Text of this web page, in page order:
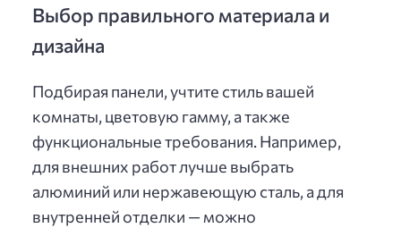
Выбор правильного материала и
дизайна
Подбирая панели, учтите стиль вашей
комнаты, цветовую гамму, а также
функциональные требования. Например,
для внешних работ лучше выбрать
алюминий или нержавеющую сталь, а для
внутренней отделки — можно